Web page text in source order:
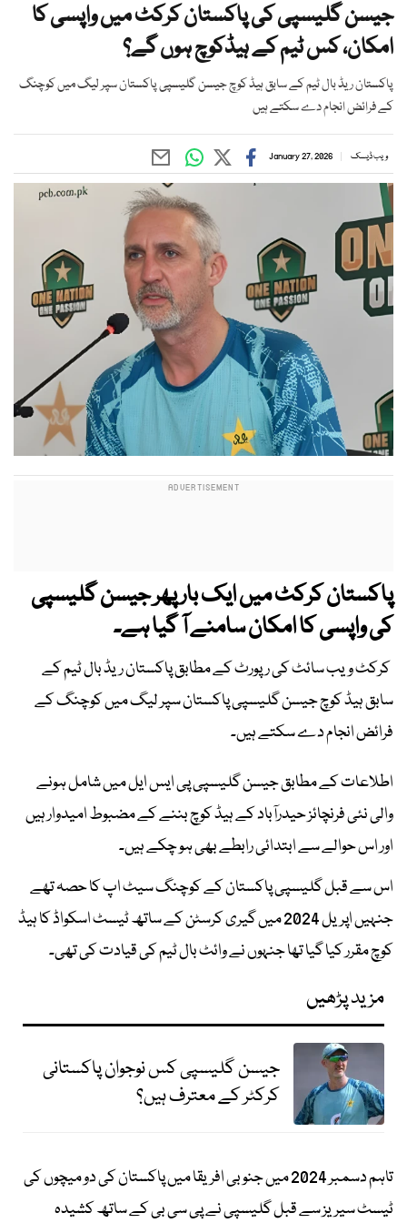
جیسن گلیسپی کی پاکستان کرکٹ میں واپسی کا
امکان، کس ٹیم کے ہیڈکوچ ہوں گے؟
پاکستان ریڈ بال ٹیم کے سابق ہیڈ کوچ جیسن گلیسپی پاکستان سپر لیگ میں کوچنگ
کے فرائض انجام دے سکتے ہیں
ویب ڈیسک January 27, 2026
پاکستان کرکٹ میں ایک بار پھر جیسن گلیسپی
کی واپسی کا امکان سامنے آ گیا ہے۔
کرکٹ ویب سائٹ کی رپورٹ کے مطابق پاکستان ریڈ بال ٹیم کے
سابق ہیڈ کوچ جیسن گلیسپی پاکستان سپر لیگ میں کوچنگ کے
فرائض انجام دے سکتے ہیں۔
اطلاعات کے مطابق جیسن گلیسپی پی ایس ایل میں شامل ہونے
والی نئی فرنچائز حیدرآباد کے ہیڈ کوچ بننے کے مضبوط امیدوار ہیں
اور اس حوالے سے ابتدائی رابطے بھی ہو چکے ہیں۔
اس سے قبل گلیسپی پاکستان کے کوچنگ سیٹ اپ کا حصہ تھے
جنہیں اپریل 2024 میں گیری کرسٹن کے ساتھ ٹیسٹ اسکواڈ کا ہیڈ
کوچ مقرر کیا گیا تھا جنہوں نے وائٹ بال ٹیم کی قیادت کی تھی۔
مزید پڑھیں
جیسن گلیسپی کس نوجوان پاکستانی
کرکٹر کے معترف ہیں؟
تاہم دسمبر 2024 میں جنوبی افریقا میں پاکستان کی دو میچوں کی
ٹیسٹ سیریز سے قبل گلیسپی نے پی سی بی کے ساتھ کشیدہ